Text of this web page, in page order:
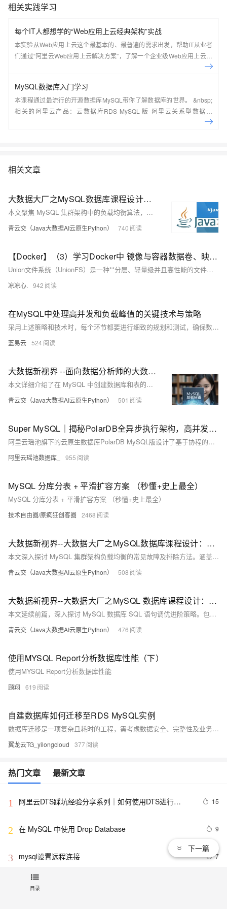
相关实践学习
每个IT人都想学的“Web应用上云经典架构”实战
本实验从Web应用上云这个最基本的、最普遍的需求出发，帮助IT从业者
们通过“阿里云Web应用上云解决方案”，了解一个企业级Web应用上云的
MySQL数据库入门学习
本课程通过最流行的开源数据库MySQL带你了解数据库的世界。 &nbsp;
相关的阿里云产品：云数据库RDS MySQL 版 阿里云关系型数据库
RDS（Relational Database Service）是一种稳定可靠、可弹性伸缩的在
目录
相关文章
大数据大厂之MySQL数据库课程设计：揭秘MySQL集群架构负载均衡核心算法：从理论到Java代码实战，让你的数据库性能飙升！
本文聚焦 MySQL 集群架构中的负载均衡算法，阐述其重要性。详细介绍轮询、加权轮询、最少连接、加权最少连接、随机、源地址哈希等常用算法，分析各自优缺点及适用场景。并提供 Java 语言代码实现示例，助力直观理解。文章结构清晰，语言通俗易懂，对理解和应用负载均衡算法具有实用价值和参考价值。
青云交（Java大数据AI云原生Python） 740
【Docker】（3）学习Docker中 镜像与容器数据卷、映射关系！手把手带你安装 MySql主从同步 和 Redis三主三从集群！并且进行主从切换与扩容操作，还有分析 哈希分区 等知识点！
Union文件系统（UnionFS）是一种**分层、轻量级并且高性能的文件系统**，它支持对文件系统的修改作为一次提交来一层层的叠加，同时可以将不同目录挂载到同一个虚拟文件系统下(unite several directories into a single virtual filesystem) Union 文件系统是 Docker 镜像的基础。 镜像可以通过分层来进行继承，基于基础镜像（没有父镜像），可以制作各种具体的应用镜像。
凉凉心. 942
在MySQL中处理高并发和负载峰值的关键技术与策略
采用上述策略和技术时，每个环节都要进行细致的规划和测试，确保数据库系统既能满足高并发的要求，又要保持足够的灵活性来应对各种突发的流量峰值。实施时，合理评估和测试改动对系统性能的影响，避免单一措施可能引起的连锁反应。持续的系统监控和分析将对维护系统稳定性和进行未来规划提供重要信息。
蓝易云 524
大数据新视界 --面向数据分析师的大数据大厂之 MySQL 基础秘籍：轻松创建数据库与表，踏入大数据殿堂
本文详细介绍了在 MySQL 中创建数据库和表的方法。包括安装 MySQL、用命令行和图形化工具创建数据库、选择数据库、创建表（含数据类型介绍与选择建议、案例分析、最佳实践与注意事项）以及查看数据库和表的内容。文章专业、严谨且具可操作性，对数据管理有实际帮助。
青云交（Java大数据AI云原生Python） 501
Super MySQL｜揭秘PolarDB全异步执行架构，高并发场景性能利器
阿里云瑶池旗下的云原生数据库PolarDB MySQL版设计了基于协程的全异步执行架构，实现鉴权、事务提交、锁等待等核心逻辑的异步化执行，这是业界首个真正意义上实现全异步执行架构的MySQL数据库产品，显著提升了PolarDB MySQL的高并发处理能力，其中通用写入性能提升超过70%，长尾延迟降低60%以上。
阿里云瑶池数据库_ 955
MySQL 分库分表 + 平滑扩容方案 （秒懂+史上最全）
MySQL 分库分表 + 平滑扩容方案 （秒懂+史上最全）
技术自由圈/原疯狂创客圈 2468
大数据新视界--大数据大厂之MySQL数据库课程设计：MySQL集群架构负载均衡故障排除与解决方案
本文深入探讨 MySQL 集群架构负载均衡的常见故障及排除方法。涵盖请求分配不均、节点无法响应、负载均衡器故障等现象，介绍多种负载均衡算法及故障排除步骤，包括检查负载均衡器状态、调整算法、诊断修复节点故障等。还阐述了预防措施与确保系统稳定性的方法，如定期监控维护、备份恢复策略、团队协作与知识管理等。为确保 MySQL 数据库系统高可用性提供全面指导。
青云交（Java大数据AI云原生Python） 508
大数据新视界--大数据大厂之MySQL 数据库课程设计：MySQL 数据库 SQL 语句调优的进阶策略与实际案例（2-2）
本文延续前篇，深入探讨 MySQL 数据库 SQL 语句调优进阶策略。包括优化索引使用，介绍多种索引类型及避免索引失效等；调整数据库参数，如缓冲池、连接数和日志参数；还有分区表、垂直拆分等其他优化方法。通过实际案例分析展示调优效果。回顾与数据库课程设计相关文章，强调全面认识 MySQL 数据库重要性。为读者提供综合调优指导，确保数据库高效运行。
青云交（Java大数据AI云原生Python） 476
使用MYSQL Report分析数据库性能（下）
使用MYSQL Report分析数据库性能
顾翔 619
自建数据库如何迁移至RDS MySQL实例
数据库迁移是一项复杂且耗时的工程，需考虑数据安全、完整性及业务中断影响。使用阿里云数据传输服务DTS，可快速、平滑完成迁移任务，将应用停机时间降至分钟级。您还可通过全量备份自建数据库并恢复至RDS MySQL实例，实现间接迁移上云。
翼龙云TG_yilongcloud 377
热门文章 最新文章
1
阿里云DTS踩坑经验分享系列｜如何使用DTS进行
15
2 在 MySQL 中使用 Drop Database 9
3 mysql设置远程连接 7
mysql 配置主从
下一篇